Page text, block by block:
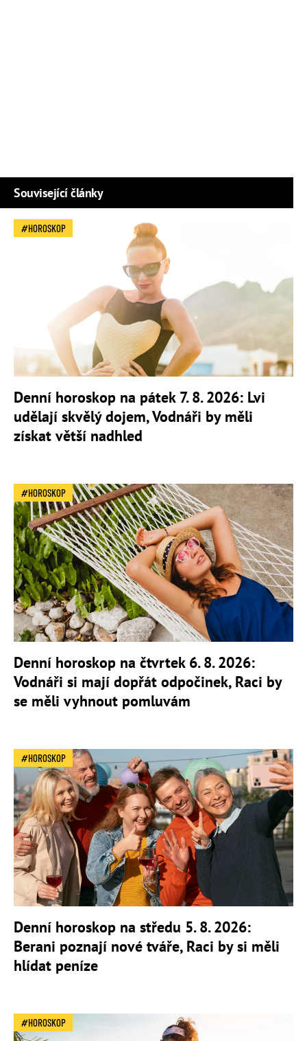
Související články
HOROSKOP
Denní horoskop na pátek 7. 8. 2026: Lvi
udělají skvělý dojem, Vodnáři by měli
získat větší nadhled
HOROSKOP
Denní horoskop na čtvrtek 6. 8. 2026:
Vodnáři si mají dopřát odpočinek, Raci by
se měli vyhnout pomluvám
HOROSKOP
Denní horoskop na středu 5. 8. 2026:
Berani poznají nové tváře, Raci by si měli
hlídat peníze
HOROSKOP